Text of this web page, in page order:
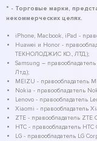
* - Торговые марки,
некоммерческих целях.
iPhone, Macbook, iPad -
Huawei и Honor -
ТЕКНОЛОДЖИС КО., ЛТД.);
Samsung –
Лтд.);
MEIZU - правообладатель
Nokia - правообладатель
Lenovo - правообладатель
Xiaomi - правообладатель
ZTE - правообладатель ZTE
HTC - правообладатель
LG - правообладатель LG